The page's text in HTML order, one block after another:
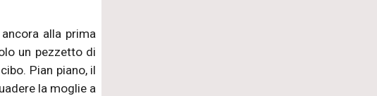
alla prima
un pezzetto di
Pian piano, il
la moglie a